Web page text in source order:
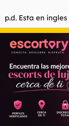
p.d. Esta en